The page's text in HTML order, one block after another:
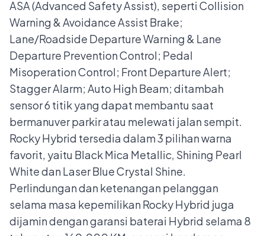
ASA (Advanced Safety Assist), seperti Collision
Warning & Avoidance Assist Brake;
Lane/Roadside Departure Warning & Lane
Departure Prevention Control; Pedal
Misoperation Control; Front Departure Alert;
Stagger Alarm; Auto High Beam; ditambah
sensor 6 titik yang dapat membantu saat
bermanuver parkir atau melewati jalan sempit.
Rocky Hybrid tersedia dalam 3 pilihan warna
favorit, yaitu Black Mica Metallic, Shining Pearl
White dan Laser Blue Crystal Shine.
Perlindungan dan ketenangan pelanggan
selama masa kepemilikan Rocky Hybrid juga
dijamin dengan garansi baterai Hybrid selama 8